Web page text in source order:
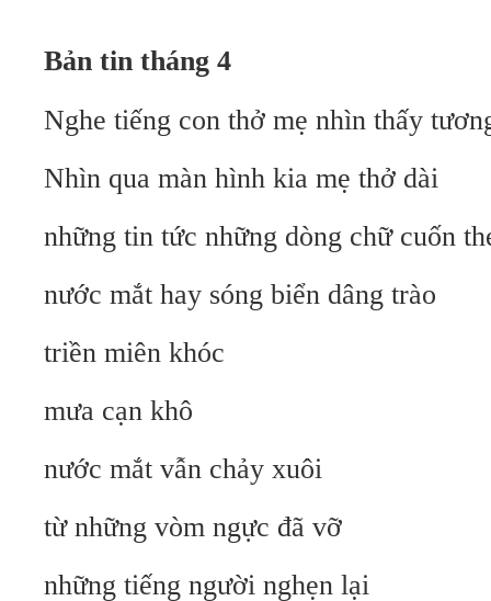
Bản tin tháng 4
Nghe tiếng con thở mẹ nhìn thấy
Nhìn qua màn hình kia mẹ thở dài
những tin tức những dòng chữ cuốn
nước mắt hay sóng biển dâng trào
triền miên khóc
mưa cạn khô
nước mắt vẫn chảy xuôi
từ những vòm ngực đã vỡ
những tiếng người nghẹn lại